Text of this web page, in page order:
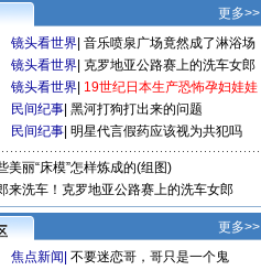
更多>>
镜头看世界 音乐喷泉广场竟然成了淋浴场
镜头看世界 克罗地亚公路赛上的洗车女郎
镜头看世界 19世纪日本生产恐怖孕妇娃娃
民间纪事 黑河打狗打出来的问题
民间纪事 明星代言假药应该视为共犯吗
美丽“床模”怎样炼成的(组图)
来洗车！克罗地亚公路赛上的洗车女郎
更多>>
焦点新闻 不要迷恋哥，哥只是一个鬼